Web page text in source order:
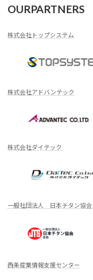
OURPARTNERS
株式会社トップシステム
株式会社アドバンテック
株式会社ダイテック
一般社団法人 日本チタン協会
西条産業情報支援センター